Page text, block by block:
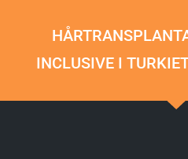
INCLUSIVE I